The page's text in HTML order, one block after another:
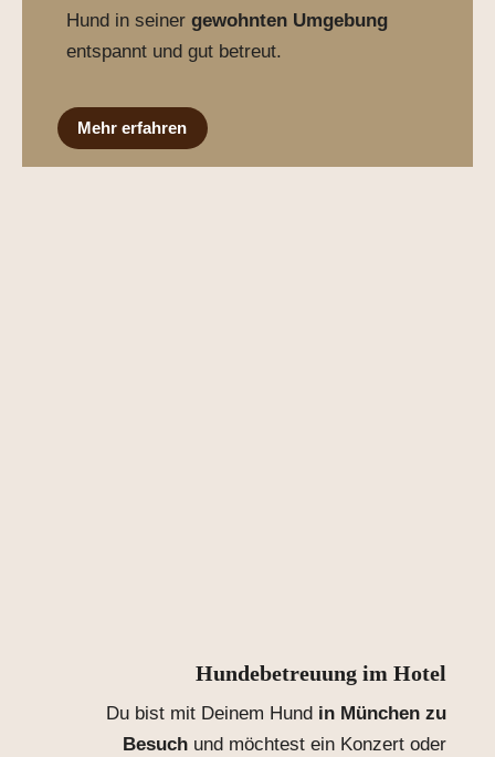
Hund in seiner gewohnten Umgebung
entspannt und gut betreut.
Mehr erfahren
Hundebetreuung im Hotel
Du bist mit Deinem Hund in München zu
Besuch und möchtest ein Konzert oder